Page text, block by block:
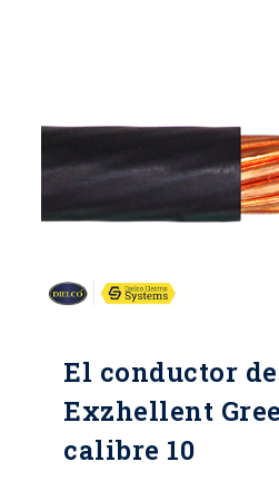
El conductor
Exzhellent
calibre 10